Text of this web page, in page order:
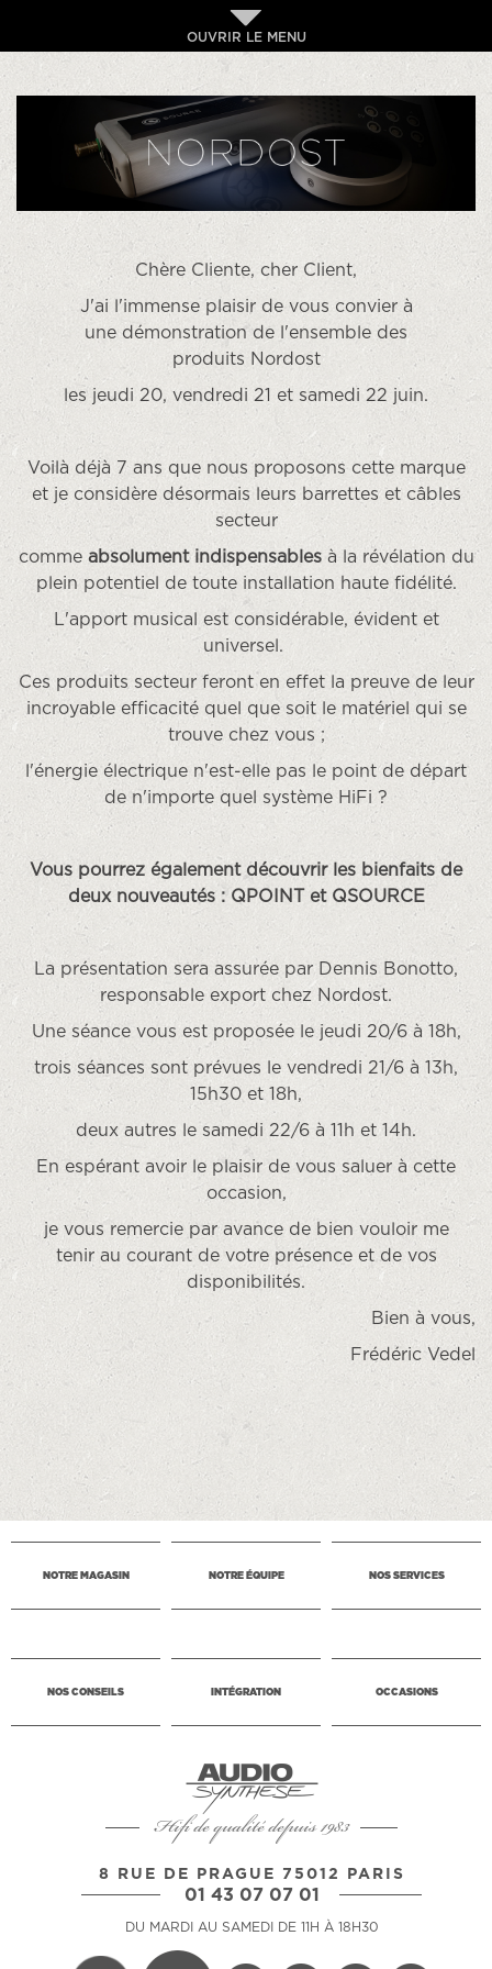
OUVRIR LE MENU
Chère Cliente, cher Client,
J'ai l'immense plaisir de vous convier à
une démonstration de l'ensemble des
produits Nordost
les jeudi 20, vendredi 21 et samedi 22 juin.
Voilà déjà 7 ans que nous proposons cette marque
et je considère désormais leurs barrettes et câbles
secteur
comme absolument indispensablesà la révélation du
plein potentiel de toute installation haute fidélité.
L'apport musical est considérable, évident et
universel.
Ces produits secteur feront en effet la preuve de leur
incroyable efficacité quel que soit le matériel qui se
trouve chez vous ;
l'énergie électrique n'est-elle pas le point de départ
de n'importe quel système HiFi ?
Vous pourrez également découvrir les bienfaits de
deux nouveautés : QPOINT et QSOURCE
La présentation sera assurée par Dennis Bonotto,
responsable export chez Nordost.
Une séance vous est proposée le jeudi 20/6 à 18h,
trois séances sont prévues le vendredi 21/6 à 13h,
15h30 et 18h,
deux autres le samedi 22/6 à 11h et 14h.
En espérant avoir le plaisir de vous saluer à cette
occasion,
je vous remercie par avance de bien vouloir me
tenir au courant de votre présence et de vos
disponibilités.
Bien à vous,
Frédéric Vedel
NOTRE MAGASIN NOTRE ÉQUIPE NOS SERVICES
NOS CONSEILS INTÉGRATION OCCASIONS
Hifi de qualité depuis 1983
8 RUE DE PRAGUE 75012 PARIS
01 43 07 07 01
DU MARDI AU SAMEDI DE 11H À 18H30